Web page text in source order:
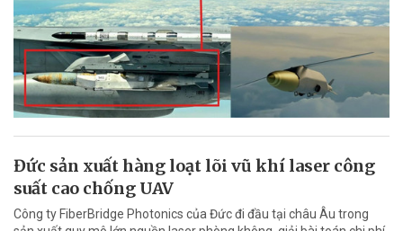
Đức sản xuất hàng loạt lõi vũ khí laser công
suất cao chống UAV
Công ty FiberBridge Photonics của Đức đi đầu tại châu Âu trong